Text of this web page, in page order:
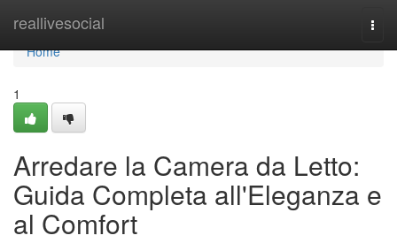
reallivesocial
Home
Home
1
Arredare la Camera da Letto:
Guida Completa all'Eleganza e
al Comfort